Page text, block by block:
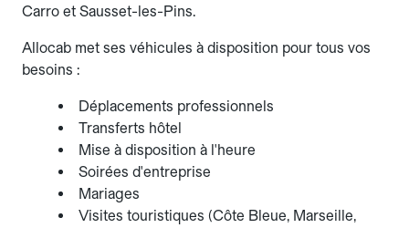
Carro et Sausset-les-Pins.
Allocab met ses véhicules à disposition pour tous vos
besoins :
Déplacements professionnels
Transferts hôtel
Mise à disposition à l'heure
Soirées d'entreprise
Mariages
Visites touristiques (Côte Bleue, Marseille,